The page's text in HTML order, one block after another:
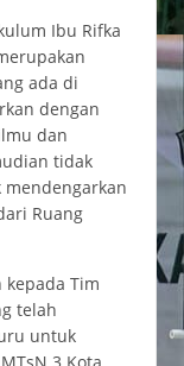
Ibu Rifka
ada di
dengan
dan
tidak
Ruang
Tim
telah
untuk